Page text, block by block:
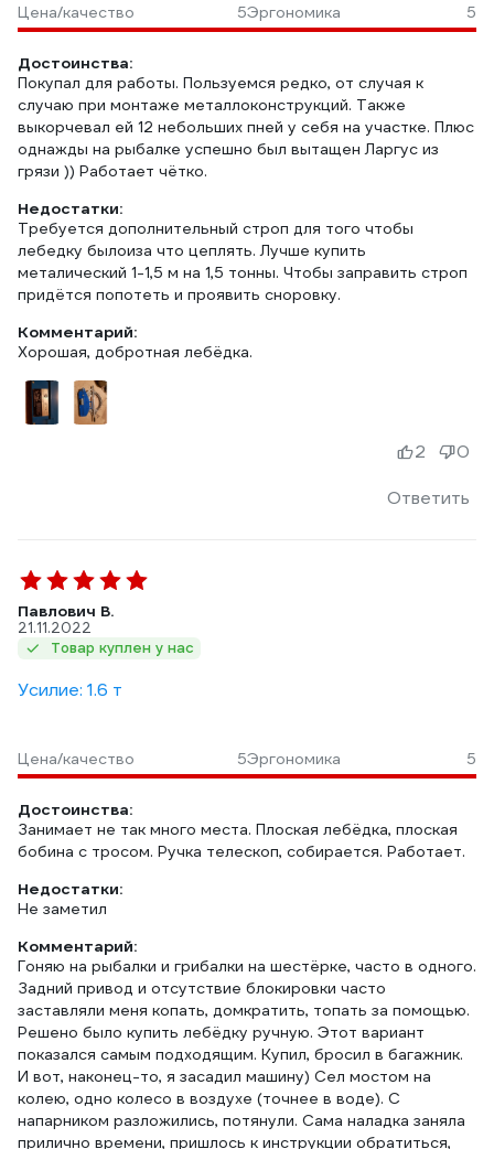
Цена/качество 5Эргономика 5
Достоинства:
Покупал для работы. Пользуемся редко, от случая к
случаю при монтаже металлоконструкций. Также
выкорчевал ей 12 небольших пней у себя на участке. Плюс
однажды на рыбалке успешно был вытащен Ларгус из
грязи )) Работает чётко.
Недостатки:
Требуется дополнительный строп для того чтобы
лебедку былоиза что цеплять. Лучше купить
металический 1-1,5 м на 1,5 тонны. Чтобы заправить строп
придётся попотеть и проявить сноровку.
Комментарий:
Хорошая, добротная лебёдка.
Ответить
2 0
Павлович В.
21.11.2022
Товар куплен у нас
Усилие: 1.6 т
Цена/качество 5Эргономика 5
Достоинства:
Занимает не так много места. Плоская лебёдка, плоская
бобина с тросом. Ручка телескоп, собирается. Работает.
Недостатки:
Не заметил
Комментарий:
Гоняю на рыбалки и грибалки на шестёрке, часто в одного.
Задний привод и отсутствие блокировки часто
заставляли меня копать, домкратить, топать за помощью.
Решено было купить лебёдку ручную. Этот вариант
показался самым подходящим. Купил, бросил в багажник.
И вот, наконец-то, я засадил машину) Сел мостом на
колею, одно колесо в воздухе (точнее в воде). С
напарником разложились, потянули. Сама наладка заняла
прилично времени, пришлось к инструкции обратиться,